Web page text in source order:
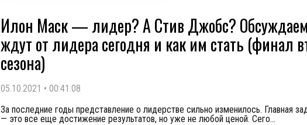
Илон Маск — лидер? А Стив Джобс?
ждут от лидера сегодня и как им стать (финал
сезона)
05.10.2021 • 00:41:08
За последние годы представление о лидерстве сильно изменилось. Главная
— это все еще достижение результатов, но уже не любой ценой. Сего...